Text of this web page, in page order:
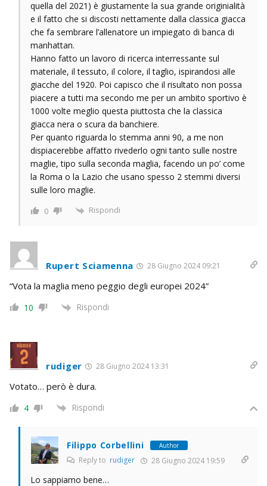
quella del 2021) è giustamente la sua grande originialità
e il fatto che si discosti nettamente dalla classica giacca
che fa sembrare l’allenatore un impiegato di banca di
manhattan.
Hanno fatto un lavoro di ricerca interressante sul
materiale, il tessuto, il colore, il taglio, ispirandosi alle
giacche del 1920. Poi capisco che il risultato non possa
piacere a tutti ma secondo me per un ambito sportivo è
1000 volte meglio questa piuttosta che la classica
giacca nera o scura da banchiere.
Per quanto riguarda lo stemma anni 90, a me non
dispiacerebbe affatto rivederlo ogni tanto sulle nostre
maglie, tipo sulla seconda maglia, facendo un po’ come
la Roma o la Lazio che usano spesso 2 stemmi diversi
sulle loro maglie.
0 Rispondi
Rupert Sciamenna 28 Giugno 2024 09:21
“Vota la maglia meno peggio degli europei 2024”
10 Rispondi
rudiger 28 Giugno 2024 13:31
Votato… però è dura.
4 Rispondi
Filippo Corbellini Author
Reply to rudiger 28 Giugno 2024 19:59
Lo sappiamo bene…